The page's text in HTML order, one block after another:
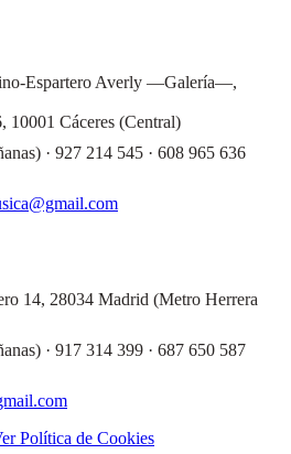
Espartero Averly —Galería—,
10001 Cáceres (Central)
· 927 214 545 · 608 965 636
14, 28034 Madrid (Metro Herrera
· 917 314 399 · 687 650 587
Política de Cookies